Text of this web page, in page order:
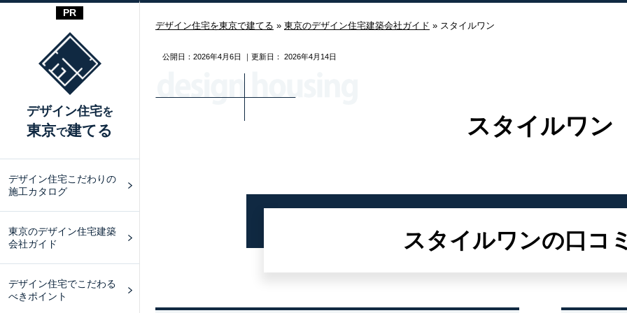
デザイン住宅を東京で建てる » 東京のデザイン住宅建築会社ガイド » スタイルワン
デザイン住宅を
東京で建てる
デザイン住宅こだわりの
施工カタログ
東京のデザイン住宅建築
会社ガイド
デザイン住宅でこだわる
べきポイント
公開日： 2026年4月6日 ｜更新日： 2026年4月14日
スタイルワン
スタイルワンの口コ